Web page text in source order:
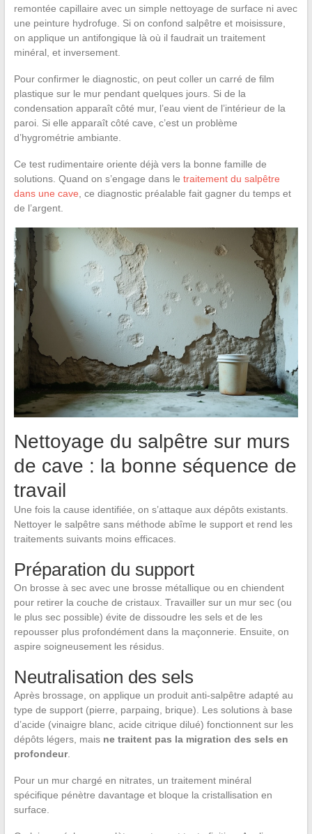
remontée capillaire avec un simple nettoyage de surface ni avec
une peinture hydrofuge. Si on confond salpêtre et moisissure,
on applique un antifongique là où il faudrait un traitement
minéral, et inversement.
Pour confirmer le diagnostic, on peut coller un carré de film
plastique sur le mur pendant quelques jours. Si de la
condensation apparaît côté mur, l’eau vient de l’intérieur de la
paroi. Si elle apparaît côté cave, c’est un problème
d’hygrométrie ambiante.
Ce test rudimentaire oriente déjà vers la bonne famille de
solutions. Quand on s’engage dans le traitement du salpêtre
dans une cave , ce diagnostic préalable fait gagner du temps et
de l’argent.
Nettoyage du salpêtre sur murs
de cave : la bonne séquence de
travail
Une fois la cause identifiée, on s’attaque aux dépôts existants.
Nettoyer le salpêtre sans méthode abîme le support et rend les
traitements suivants moins efficaces.
Préparation du support
On brosse à sec avec une brosse métallique ou en chiendent
pour retirer la couche de cristaux. Travailler sur un mur sec (ou
le plus sec possible) évite de dissoudre les sels et de les
repousser plus profondément dans la maçonnerie. Ensuite, on
aspire soigneusement les résidus.
Neutralisation des sels
Après brossage, on applique un produit anti-salpêtre adapté au
type de support (pierre, parpaing, brique). Les solutions à base
d’acide (vinaigre blanc, acide citrique dilué) fonctionnent sur les
dépôts légers, mais ne traitent pas la migration des sels en
profondeur.
Pour un mur chargé en nitrates, un traitement minéral
spécifique pénètre davantage et bloque la cristallisation en
surface.